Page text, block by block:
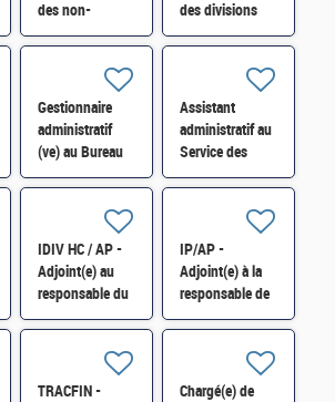
des non-
résidents :
relation usager
H/F
des divisions
juridiques de la
Gestionnaire
administratif
(ve) au Bureau
d'ordre du
Assistant
administratif au
Service des
Impôts des
RIOM -Antenne
THIERS H/F
IDIV HC / AP -
Adjoint(e) au
responsable du
service impôt
(SIP) de Garges
H/F
IP/AP -
Adjoint(e) à la
responsable de
la division du
TRACFIN -
Chargé(e) de